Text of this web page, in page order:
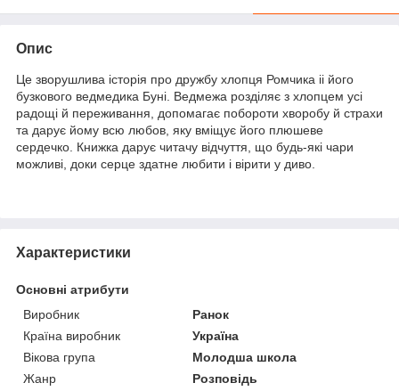
Опис
Це зворушлива історія про дружбу хлопця Ромчика іі його
бузкового ведмедика Буні. Ведмежа розділяє з хлопцем усі
радощі й переживання, допомагає побороти хворобу й страхи
та дарує йому всю любов, яку вміщує його плюшеве
сердечко. Книжка дарує читачу відчуття, що будь-які чари
можливі, доки серце здатне любити і вірити у диво.
Характеристики
Основні атрибути
Виробник
Ранок
Країна виробник
Україна
Вікова група
Молодша школа
Жанр
Розповідь